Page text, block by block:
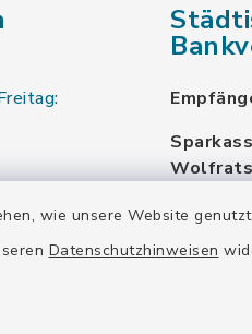
wie unsere Website
Datenschutzhinweisen
VR Bank